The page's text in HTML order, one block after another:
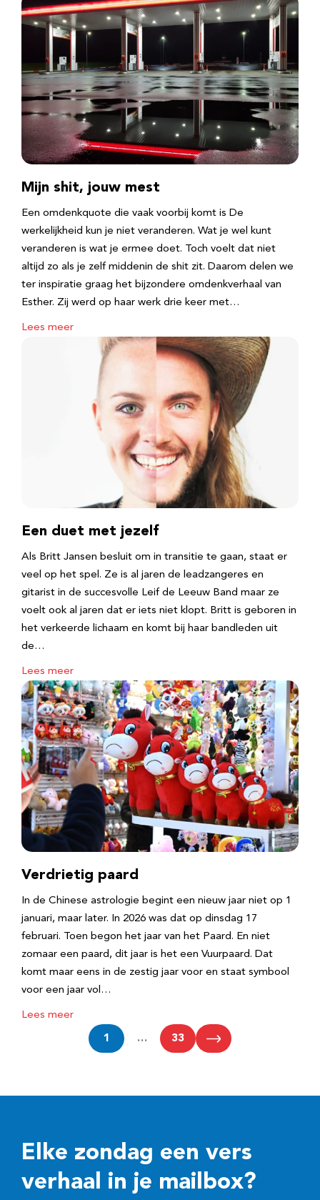
Mijn shit, jouw mest
Een omdenkquote die vaak voorbij komt is De
werkelijkheid kun je niet veranderen. Wat je wel kunt
veranderen is wat je ermee doet. Toch voelt dat niet
altijd zo als je zelf middenin de shit zit. Daarom delen we
ter inspiratie graag het bijzondere omdenkverhaal van
Esther. Zij werd op haar werk drie keer met…
Lees meer
Een duet met jezelf
Als Britt Jansen besluit om in transitie te gaan, staat er
veel op het spel. Ze is al jaren de leadzangeres en
gitarist in de succesvolle Leif de Leeuw Band maar ze
voelt ook al jaren dat er iets niet klopt. Britt is geboren in
het verkeerde lichaam en komt bij haar bandleden uit
de…
Lees meer
Verdrietig paard
In de Chinese astrologie begint een nieuw jaar niet op 1
januari, maar later. In 2026 was dat op dinsdag 17
februari. Toen begon het jaar van het Paard. En niet
zomaar een paard, dit jaar is het een Vuurpaard. Dat
komt maar eens in de zestig jaar voor en staat symbool
voor een jaar vol…
Lees meer
1 … 33
Elke zondag een vers
verhaal in je mailbox?